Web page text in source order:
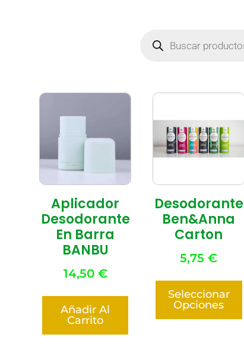
Aplicador
Desodorante
En Barra
BANBU
14,50 €
Añadir Al
Carrito
Desodorante
Ben&Anna
Carton
5,75€
Seleccionar
Opciones